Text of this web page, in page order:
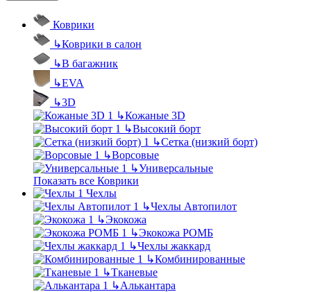
Коврики
↳Коврики в салон
↳В багажник
↳EVA
↳3D
↳Кожаные 3D
↳Высокий борт
↳Сетка (низкий борт)
↳Ворсовые
↳Универсальные
Показать все Коврики
Чехлы
↳Чехлы Автопилот
↳Экокожа
↳Экокожа РОМБ
↳Чехлы жаккард
↳Комбинированные
↳Тканевые
↳Алькантара